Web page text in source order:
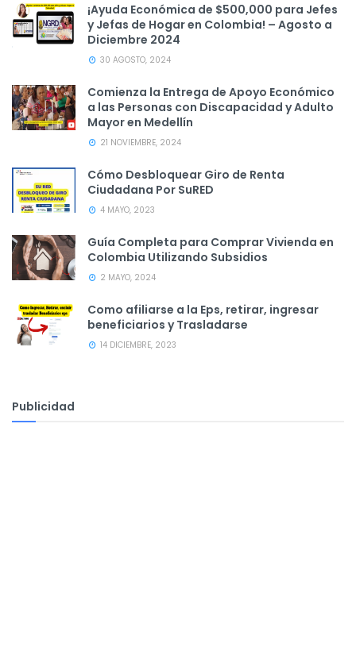
¡Ayuda Económica de $500,000 para Jefes
y Jefas de Hogar en Colombia! – Agosto a
Diciembre 2024
30 AGOSTO, 2024
Comienza la Entrega de Apoyo Económico
a las Personas con Discapacidad y Adulto
Mayor en Medellín
21 NOVIEMBRE, 2024
Cómo Desbloquear Giro de Renta
Ciudadana Por SuRED
4 MAYO, 2023
Guía Completa para Comprar Vivienda en
Colombia Utilizando Subsidios
2 MAYO, 2024
Como afiliarse a la Eps, retirar, ingresar
beneficiarios y Trasladarse
14 DICIEMBRE, 2023
Publicidad